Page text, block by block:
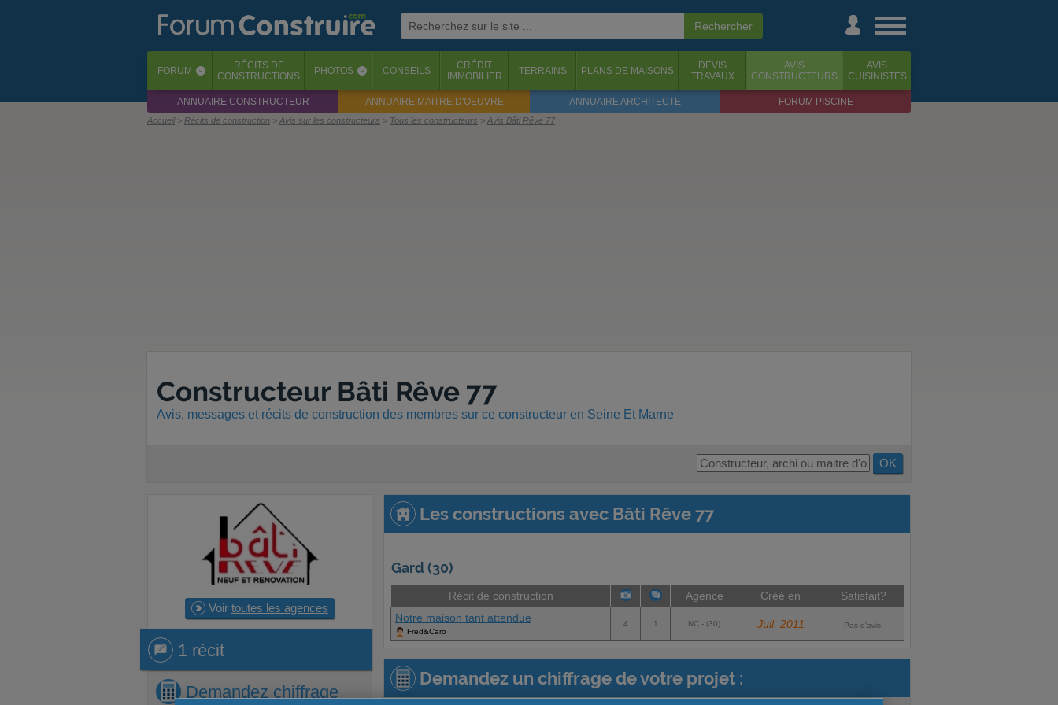
FORUM ‹ RÉCITS DE
CONSTRUCTIONS
PHOTOS ‹ CONSEILS
CRÉDIT
IMMOBILIER
TERRAINS PLANS DE MAISONS
DEVIS
TRAVAUX
AVIS
CONSTRUCTEURS
AVIS
CUISINISTES
ANNUAIRE CONSTRUCTEUR ANNUAIRE MAITRE D'OEUVRE ANNUAIRE ARCHITECTE FORUM PISCINE
Accueil Récits de construction Avis sur les constructeurs Tous les constructeurs Avis Bâti Rêve 77
Constructeur Bâti Rêve 77
Avis, messages et récits de construction des membres sur ce constructeur en Seine Et Marne
OK
Voir toutes les agences
1 récit
Demandez chiffrage
1 récit
Les constructions avec Bâti Rêve 77
Gard (30)
Récit de construction Agence Créé en
Satisfait?
Notre maison tant attendue
Fred&Caro
4 1 NC - (30) Juil. 2011 Pas d'avis.
Demandez un chiffrage de votre projet :